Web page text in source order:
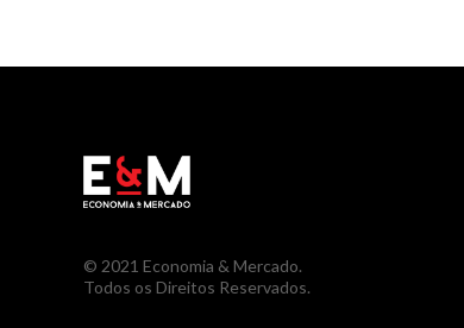
© 2021 Economia & Mercado.
Todos os Direitos Reservados.